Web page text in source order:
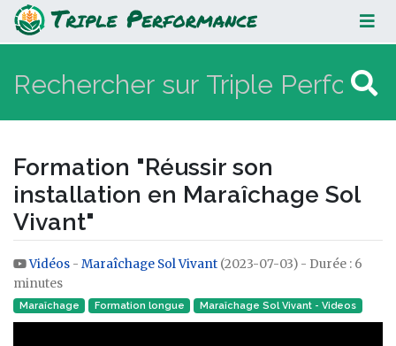
Formation "Réussir son installation
en Maraîchage Sol Vivant"
Formation "Réussir son
installation en Maraîchage Sol
Vivant"
Aller à :navigation,rechercher
Vidéos - Maraîchage Sol Vivant (2023-07-03) - Durée : 6
minutes
Maraîchage Formation longue Maraîchage Sol Vivant - Videos